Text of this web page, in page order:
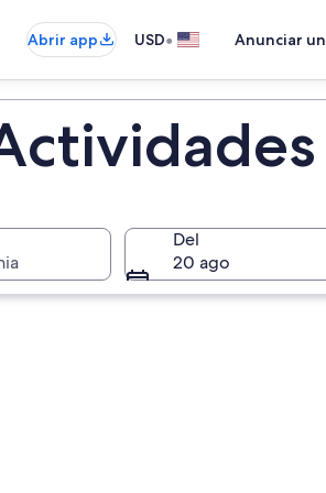
Abrir app USD• Anunciar
Del
20 ago